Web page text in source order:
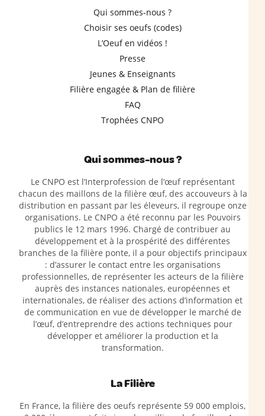
Qui sommes-nous ?
Choisir ses oeufs (codes)
L’Oeuf en vidéos !
Presse
Jeunes & Enseignants
Filière engagée & Plan de filière
FAQ
Trophées CNPO
Qui sommes-nous ?
Le CNPO est l’Interprofession de l’œuf représentant
chacun des maillons de la filière œuf, des accouveurs à la
distribution en passant par les éleveurs, il regroupe onze
organisations. Le CNPO a été reconnu par les Pouvoirs
publics le 12 mars 1996. Chargé de contribuer au
développement et à la prospérité des différentes
branches de la filière ponte, il a pour objectifs principaux
: d’assurer le contact entre les organisations
professionnelles, de représenter les acteurs de la filière
auprès des instances nationales, européennes et
internationales, de réaliser des actions d’information et
de communication en vue de développer le marché de
l’œuf, d’entreprendre des actions techniques pour
développer et améliorer la production et la
transformation.
La Filière
En France, la filière des oeufs représente 59 000 emplois,